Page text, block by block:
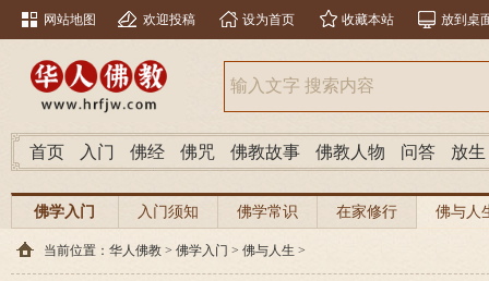
网站地图 欢迎投稿 设为首页 收藏本站 放到桌
首页 入门 佛经 佛咒 佛教故事 佛教人物 问答 放生
佛学入门 入门须知 佛学常识 在家修行 佛与人
当前位置： 华人佛教 > 佛学入门 > 佛与人生 >